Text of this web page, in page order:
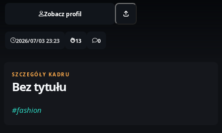
Zobacz profil
2026/07/03 23:23 13 0
SZCZEGÓŁY KADRU
Bez tytułu
#fashion